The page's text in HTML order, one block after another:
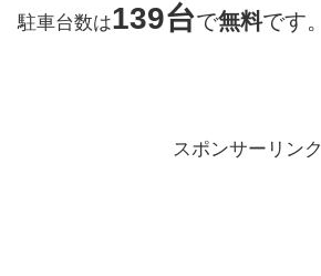
駐車台数は139台で無料です。
スポンサーリンク